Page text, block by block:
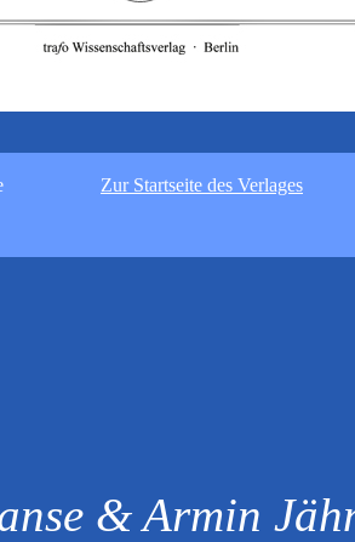
Seite Zur Startseite des Verlages
& Armin